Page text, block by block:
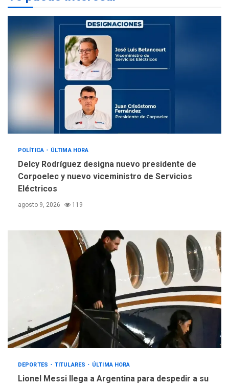
4
llevar a problemas
sanitarios y asumirse como
problema de orden público
REGIONALES
Alcaldía de Mariño climatiza
Núcleo del Sistema de
Orquestas Porlamar
POLÍTICA ÚLTIMA HORA
Delcy Rodríguez designa nuevo presidente de
Corpoelec y nuevo viceministro de Servicios
Eléctricos
agosto 9, 2026 119
DEPORTES TITULARES ÚLTIMA HORA
Lionel Messi llega a Argentina para despedir a su